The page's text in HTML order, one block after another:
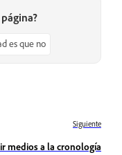
es que no
Siguiente
medios a la cronología